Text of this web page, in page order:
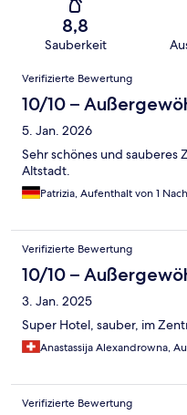
8,8
Sauberkeit
Bewertungen
Verifizierte Bewertung
10/10 –
5. Jan. 2026
Sehr schönes und sauberes
Altstadt.
Patrizia, Aufenthalt von 1
Verifizierte Bewertung
10/10 –
3. Jan. 2025
Super Hotel, sauber, im
Anastassija Alexandrowna,
Verifizierte Bewertung